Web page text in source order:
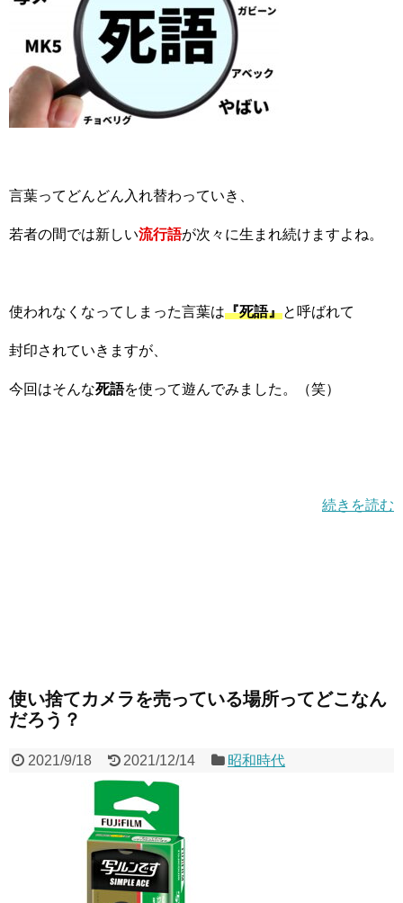
言葉ってどんどん入れ替わっていき、
若者の間では新しい流行語が次々に生まれ続けますよね。
使われなくなってしまった言葉は『死語』と呼ばれて
封印されていきますが、
今回はそんな死語を使って遊んでみました。（笑）
続きを読む
使い捨てカメラを売っている場所ってどこなん
だろう？
2021/9/18 2021/12/14 昭和時代